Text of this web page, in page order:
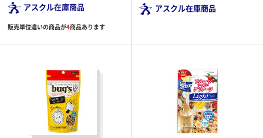
アスクル在庫商品
販売単位違いの商品が4商品あります
アスクル在庫商品